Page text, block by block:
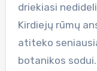
driekiasi
Kirdiejų rūmų
atiteko
botanikos